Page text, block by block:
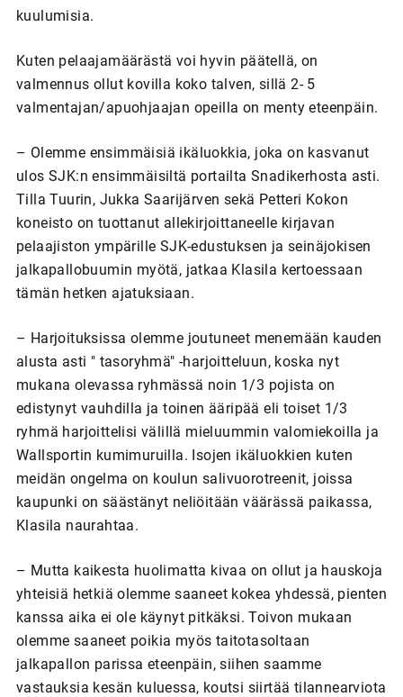
kuulumisia.
Kuten pelaajamäärästä voi hyvin päätellä, on
valmennus ollut kovilla koko talven, sillä 2- 5
valmentajan/apuohjaajan opeilla on menty eteenpäin.
– Olemme ensimmäisiä ikäluokkia, joka on kasvanut
ulos SJK:n ensimmäisiltä portailta Snadikerhosta asti.
Tilla Tuurin, Jukka Saarijärven sekä Petteri Kokon
koneisto on tuottanut allekirjoittaneelle kirjavan
pelaajiston ympärille SJK-edustuksen ja seinäjokisen
jalkapallobuumin myötä, jatkaa Klasila kertoessaan
tämän hetken ajatuksiaan.
– Harjoituksissa olemme joutuneet menemään kauden
alusta asti " tasoryhmä" -harjoitteluun, koska nyt
mukana olevassa ryhmässä noin 1/3 pojista on
edistynyt vauhdilla ja toinen ääripää eli toiset 1/3
ryhmä harjoittelisi välillä mieluummin valomiekoilla ja
Wallsportin kumimuruilla. Isojen ikäluokkien kuten
meidän ongelma on koulun salivuorotreenit, joissa
kaupunki on säästänyt neliöitään väärässä paikassa,
Klasila naurahtaa.
– Mutta kaikesta huolimatta kivaa on ollut ja hauskoja
yhteisiä hetkiä olemme saaneet kokea yhdessä, pienten
kanssa aika ei ole käynyt pitkäksi. Toivon mukaan
olemme saaneet poikia myös taitotasoltaan
jalkapallon parissa eteenpäin, siihen saamme
vastauksia kesän kuluessa, koutsi siirtää tilannearviota